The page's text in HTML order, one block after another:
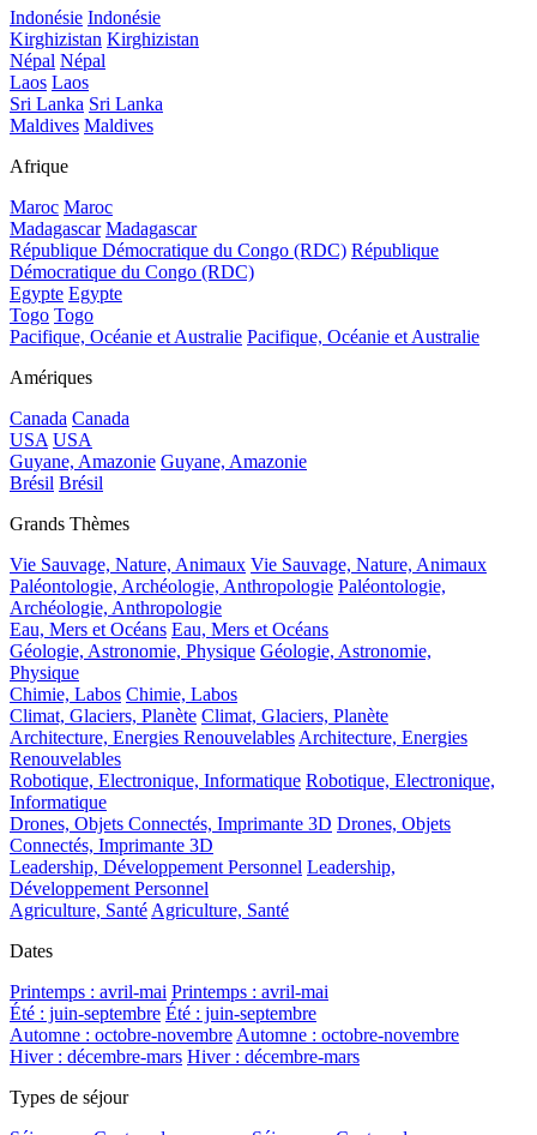
Indonésie Indonésie
Kirghizistan Kirghizistan
Népal Népal
Laos Laos
Sri Lanka Sri Lanka
Maldives Maldives
Afrique
Maroc Maroc
Madagascar Madagascar
République Démocratique du Congo (RDC) République
Démocratique du Congo (RDC)
Egypte Egypte
Togo Togo
Pacifique, Océanie et Australie Pacifique, Océanie et Australie
Amériques
Canada Canada
USA USA
Guyane, Amazonie Guyane, Amazonie
Brésil Brésil
Grands Thèmes
Vie Sauvage, Nature, Animaux Vie Sauvage, Nature, Animaux
Paléontologie, Archéologie, Anthropologie Paléontologie,
Archéologie, Anthropologie
Eau, Mers et Océans Eau, Mers et Océans
Géologie, Astronomie, Physique Géologie, Astronomie,
Physique
Chimie, Labos Chimie, Labos
Climat, Glaciers, Planète Climat, Glaciers, Planète
Architecture, Energies Renouvelables Architecture, Energies
Renouvelables
Robotique, Electronique, Informatique Robotique, Electronique,
Informatique
Drones, Objets Connectés, Imprimante 3D Drones, Objets
Connectés, Imprimante 3D
Leadership, Développement Personnel Leadership,
Développement Personnel
Agriculture, Santé Agriculture, Santé
Dates
Printemps : avril-mai Printemps : avril-mai
Été : juin-septembre Été : juin-septembre
Automne : octobre-novembre Automne : octobre-novembre
Hiver : décembre-mars Hiver : décembre-mars
Types de séjour